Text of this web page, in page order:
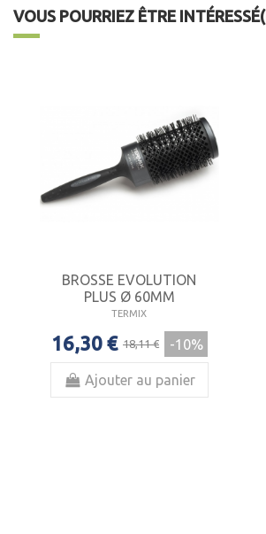
VOUS POURRIEZ ÊTRE
BROSSE EVOLUTION
PLUS Ø 60MM
TERMIX
16,30 € 18,11 € -10%
Ajouter au panier